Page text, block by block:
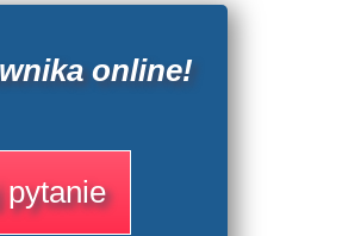
online!
pytanie